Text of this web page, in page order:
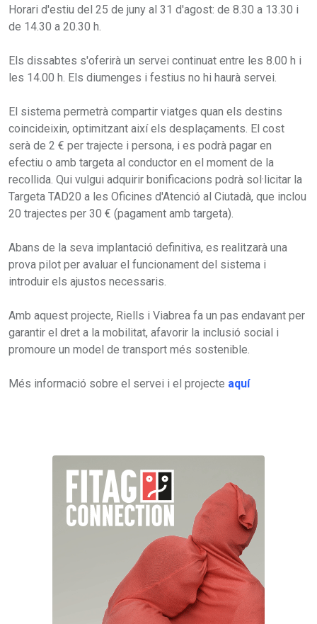
Horari d'estiu del 25 de juny al 31 d'agost: de 8.30 a 13.30 i
de 14.30 a 20.30 h.
Els dissabtes s'oferirà un servei continuat entre les 8.00 h i
les 14.00 h. Els diumenges i festius no hi haurà servei.
El sistema permetrà compartir viatges quan els destins
coincideixin, optimitzant així els desplaçaments. El cost
serà de 2 € per trajecte i persona, i es podrà pagar en
efectiu o amb targeta al conductor en el moment de la
recollida. Qui vulgui adquirir bonificacions podrà sol·licitar la
Targeta TAD20 a les Oficines d'Atenció al Ciutadà, que inclou
20 trajectes per 30 € (pagament amb targeta).
Abans de la seva implantació definitiva, es realitzarà una
prova pilot per avaluar el funcionament del sistema i
introduir els ajustos necessaris.
Amb aquest projecte, Riells i Viabrea fa un pas endavant per
garantir el dret a la mobilitat, afavorir la inclusió social i
promoure un model de transport més sostenible.
Més informació sobre el servei i el projecte aquí